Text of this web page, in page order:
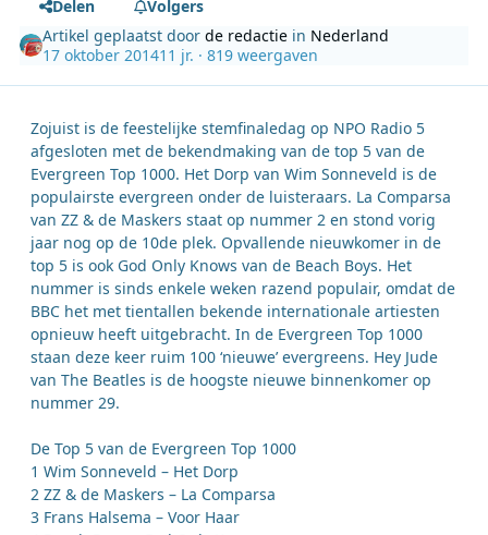
Delen
Volgers
Artikel geplaatst doorde redactie in Nederland
17 oktober 201411 jr. · 819 weergaven
Zojuist is de feestelijke stemfinaledag op NPO Radio 5
afgesloten met de bekendmaking van de top 5 van de
Evergreen Top 1000. Het Dorp van Wim Sonneveld is de
populairste evergreen onder de luisteraars. La Comparsa
van ZZ & de Maskers staat op nummer 2 en stond vorig
jaar nog op de 10de plek. Opvallende nieuwkomer in de
top 5 is ook God Only Knows van de Beach Boys. Het
nummer is sinds enkele weken razend populair, omdat de
BBC het met tientallen bekende internationale artiesten
opnieuw heeft uitgebracht. In de Evergreen Top 1000
staan deze keer ruim 100 ‘nieuwe’ evergreens. Hey Jude
van The Beatles is de hoogste nieuwe binnenkomer op
nummer 29.
De Top 5 van de Evergreen Top 1000
1 Wim Sonneveld – Het Dorp
2 ZZ & de Maskers – La Comparsa
3 Frans Halsema – Voor Haar